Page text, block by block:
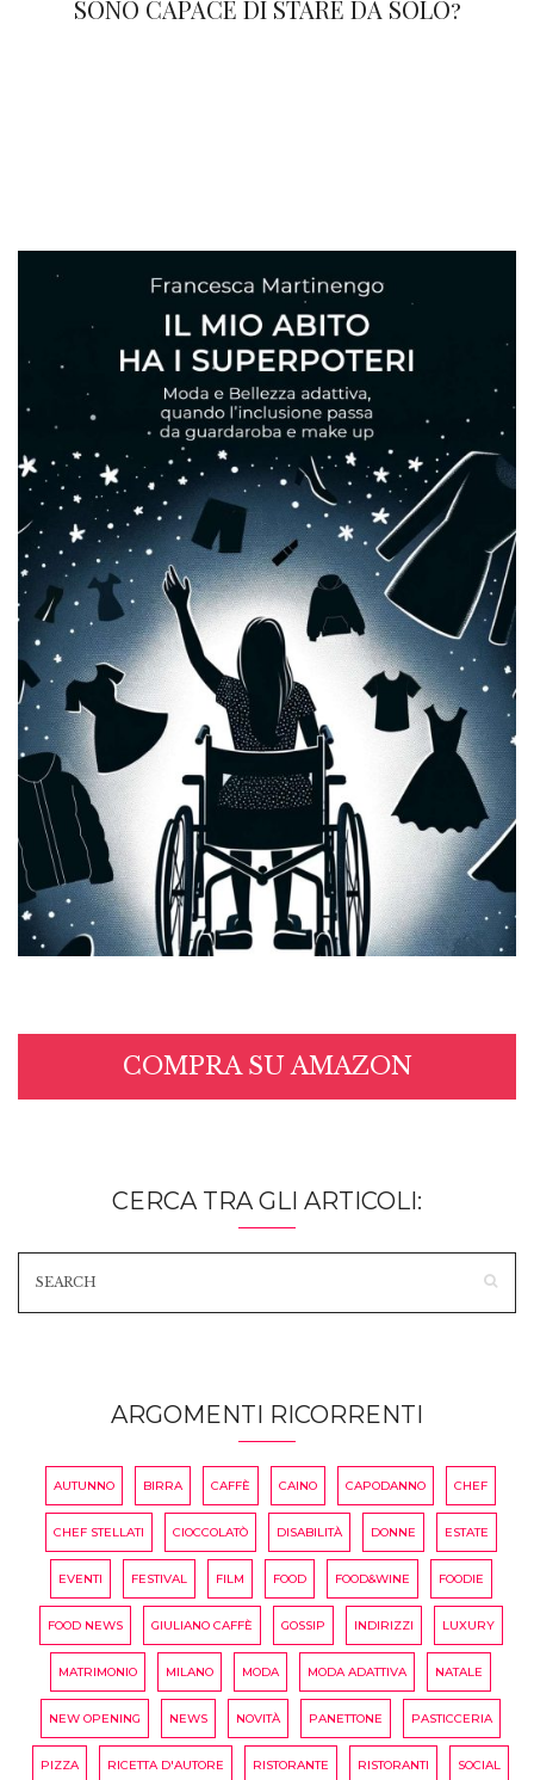
SONO CAPACE DI STARE DA SOLO?
COMPRA SU AMAZON
CERCA TRA GLI ARTICOLI:
ARGOMENTI RICORRENTI
AUTUNNO BIRRA CAFFÈ CAINO CAPODANNO CHEF
CHEF STELLATI CIOCCOLATÒ DISABILITÀ DONNE ESTATE
EVENTI FESTIVAL FILM FOOD FOOD&WINE FOODIE
FOOD NEWS GIULIANO CAFFÈ GOSSIP INDIRIZZI LUXURY
MATRIMONIO MILANO MODA MODA ADATTIVA NATALE
NEW OPENING NEWS NOVITÀ PANETTONE PASTICCERIA
PIZZA RICETTA D'AUTORE RISTORANTE RISTORANTI SOCIAL